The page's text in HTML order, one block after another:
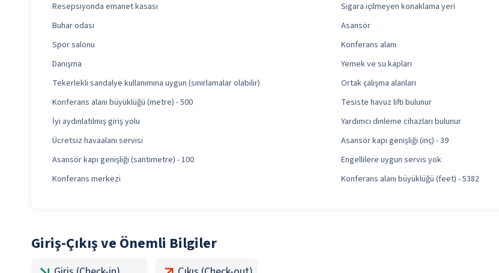
Resepsiyonda emanet kasası
Sigara içilmeyen konaklama yeri
Buhar odası
Asansör
Spor salonu
Konferans alanı
Danışma
Yemek ve su kapları
Tekerlekli sandalye kullanımına uygun (sınırlamalar olabilir)
Ortak çalışma alanları
Konferans alanı büyüklüğü (metre) - 500
Tesiste havuz lifti bulunur
İyi aydınlatılmış giriş yolu
Yardımcı dinleme cihazları bulunur
Ücretsiz havaalanı servisi
Asansör kapı genişliği (inç) - 39
Asansör kapı genişliği (santimetre) - 100
Engellilere uygun servis yok
Konferans merkezi
Konferans alanı büyüklüğü (feet) - 5382
Giriş-Çıkış ve Önemli Bilgiler